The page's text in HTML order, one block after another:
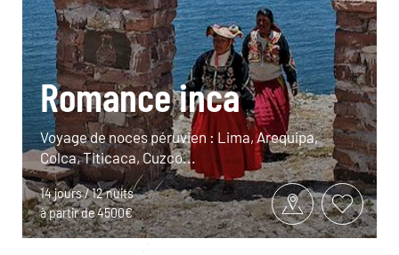
Romance inca
Voyage de noces péruvien : Lima, Arequipa,
Colca, Titicaca, Cuzco...
14 jours / 12 nuits
à partir de 4500€